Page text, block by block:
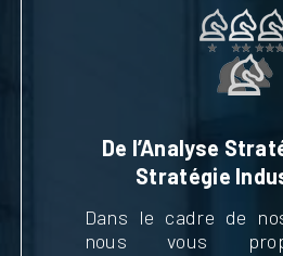
De l’Analyse
Stratégie
Dans le cadre de
nous vous